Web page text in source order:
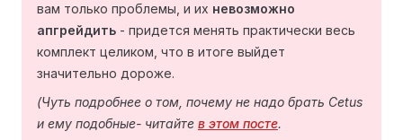
вам только проблемы, и их невозможно
апгрейдить - придется менять практически весь
комплект целиком, что в итоге выйдет
значительно дороже.
(Чуть подробнее о том, почему не надо брать Cetus
и ему подобные- читайте в этом посте.